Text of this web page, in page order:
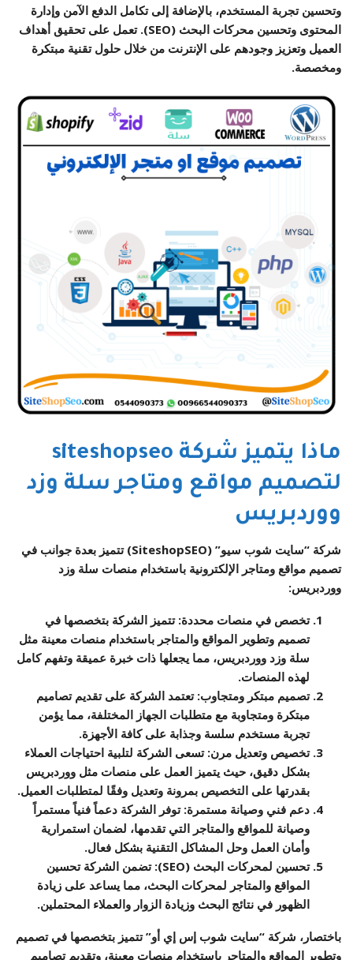
وتحسين تجربة المستخدم، بالإضافة إلى تكامل الدفع الآمن وإدارة
المحتوى وتحسين محركات البحث (SEO). تعمل على تحقيق أهداف
العميل وتعزيز وجودهم على الإنترنت من خلال حلول تقنية مبتكرة
ومخصصة.
ماذا يتميز شركة siteshopseo
لتصميم مواقع ومتاجر سلة وزد
ووردبريس
شركة “سايت شوب سيو” (SiteshopSEO) تتميز بعدة جوانب في
تصميم مواقع ومتاجر الإلكترونية باستخدام منصات سلة وزد
ووردبريس:
تخصص في منصات محددة: تتميز الشركة بتخصصها في
تصميم وتطوير المواقع والمتاجر باستخدام منصات معينة مثل
سلة وزد ووردبريس، مما يجعلها ذات خبرة عميقة وتفهم كامل
لهذه المنصات.
تصميم مبتكر ومتجاوب: تعتمد الشركة على تقديم تصاميم
مبتكرة ومتجاوبة مع متطلبات الجهاز المختلفة، مما يؤمن
تجربة مستخدم سلسة وجذابة على كافة الأجهزة.
تخصيص وتعديل مرن: تسعى الشركة لتلبية احتياجات العملاء
بشكل دقيق، حيث يتميز العمل على منصات مثل ووردبريس
بقدرتها على التخصيص بمرونة وتعديل وفقًا لمتطلبات العميل.
دعم فني وصيانة مستمرة: توفر الشركة دعماً فنياً مستمراً
وصيانة للمواقع والمتاجر التي تقدمها، لضمان استمرارية
وأمان العمل وحل المشاكل التقنية بشكل فعال.
تحسين لمحركات البحث (SEO)
: تضمن الشركة تحسين
المواقع والمتاجر لمحركات البحث، مما يساعد على زيادة
الظهور في نتائج البحث وزيادة الزوار والعملاء المحتملين.
باختصار، شركة “سايت شوب إس إي أو” تتميز بتخصصها في تصميم
وتطوير المواقع والمتاجر باستخدام منصات معينة، وتقديم تصاميم